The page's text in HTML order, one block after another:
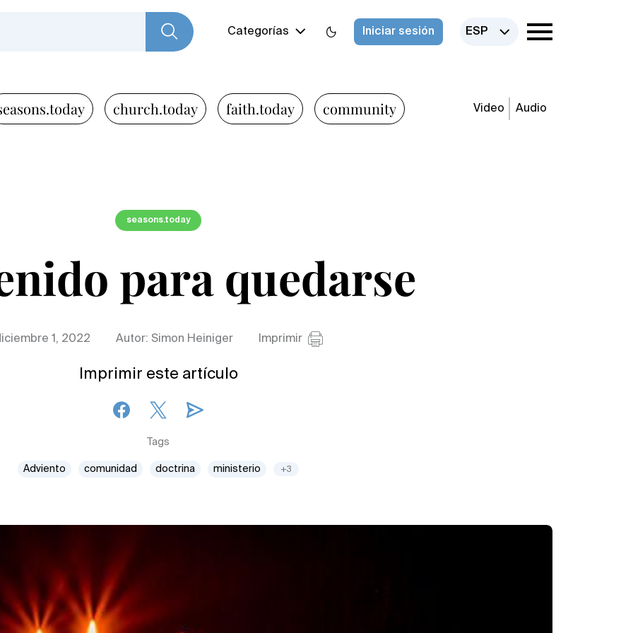
Categorías Iniciar sesión ESP
church.today faith.today community Video Audio
seasons.today
para quedarse
1, 2022 Autor: Simon Heiniger Imprimir
Imprimir este artículo
Tags
Adviento comunidad doctrina ministerio +3